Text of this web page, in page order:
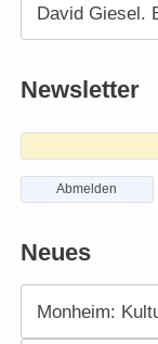
David Giesel.
Newsletter
Abmelden
Neues
Monheim: